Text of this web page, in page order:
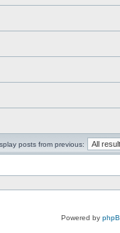
posts from previous:
Powered by